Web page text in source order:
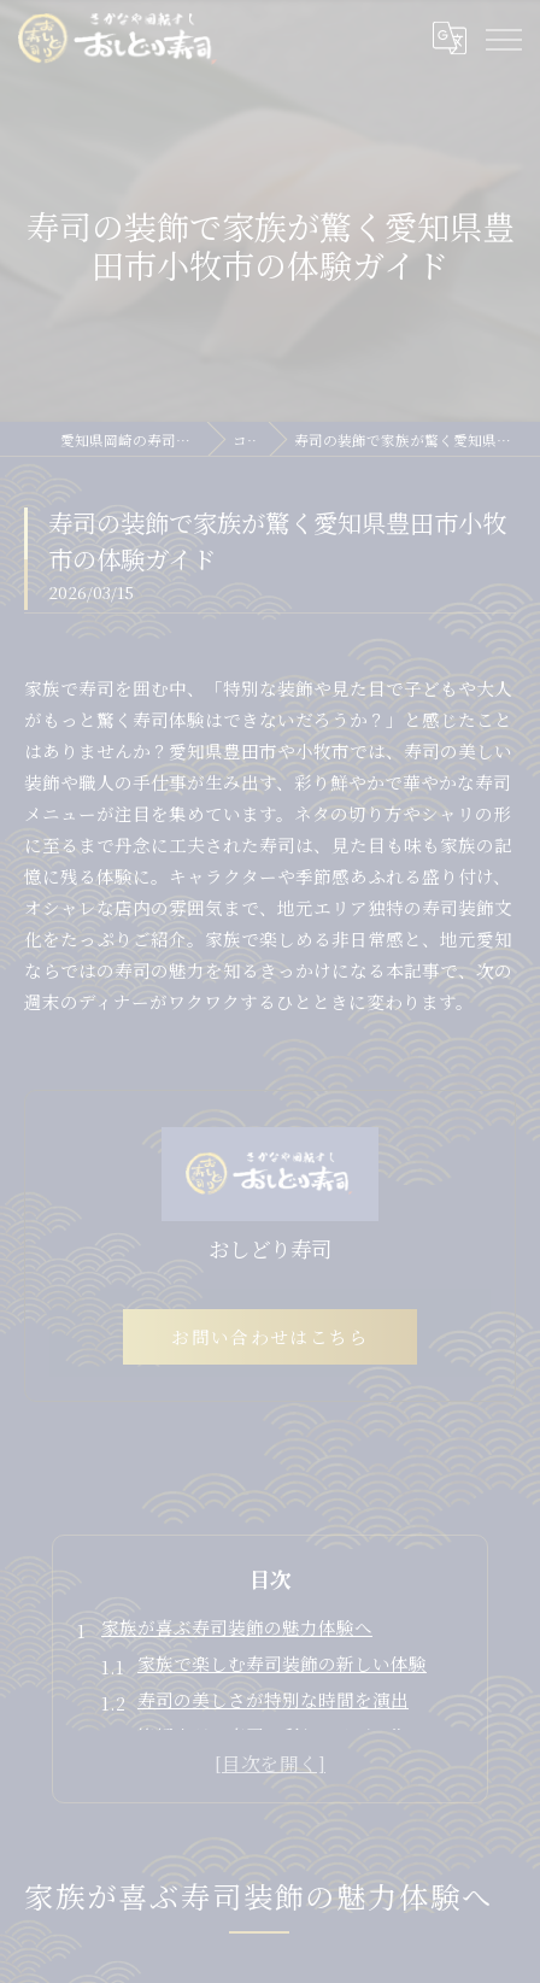
寿司の装飾で家族が驚く愛知県豊
田市小牧市の体験ガイド
愛知県岡崎の寿司ならおしどり寿司 コラム 寿司の装飾で家族が驚く愛知県豊田市小牧市の体験ガイド
寿司の装飾で家族が驚く愛知県豊田市小牧
市の体験ガイド
2026/03/15
家族で寿司を囲む中、「特別な装飾や見た目で子どもや大人
がもっと驚く寿司体験はできないだろうか？」と感じたこと
はありませんか？愛知県豊田市や小牧市では、寿司の美しい
装飾や職人の手仕事が生み出す、彩り鮮やかで華やかな寿司
メニューが注目を集めています。ネタの切り方やシャリの形
に至るまで丹念に工夫された寿司は、見た目も味も家族の記
憶に残る体験に。キャラクターや季節感あふれる盛り付け、
オシャレな店内の雰囲気まで、地元エリア独特の寿司装飾文
化をたっぷりご紹介。家族で楽しめる非日常感と、地元愛知
ならではの寿司の魅力を知るきっかけになる本記事で、次の
週末のディナーがワクワクするひとときに変わります。
おしどり寿司
お問い合わせはこちら
目次
家族が喜ぶ寿司装飾の魅力体験へ
家族で楽しむ寿司装飾の新しい体験
寿司の美しさが特別な時間を演出
笑顔広がる寿司の彩りアイデア集
装飾寿司で家族の記憶に残る食卓を実現
寿司装飾が生む家族の会話と感動
寿司の華やかさで日常を特別な時間に
非日常を感じる寿司の装飾演出術
家族が喜ぶ寿司装飾の魅力体験へ